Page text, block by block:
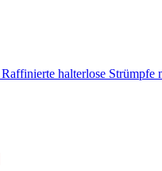
Raffinierte halterlose Strümpfe